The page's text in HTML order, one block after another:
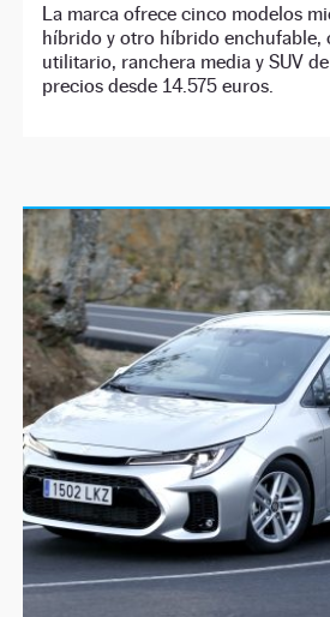
La marca ofrece cinco modelos
híbrido y otro híbrido enchufable,
utilitario, ranchera media y SUV
precios desde 14.575 euros.